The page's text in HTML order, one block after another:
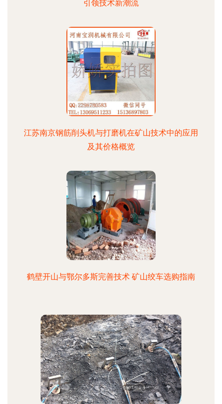
引领技术新潮流
江苏南京钢筋削头机与打磨机在矿山技术中的应用
及其价格概览
鹤壁开山与鄂尔多斯完善技术 矿山绞车选购指南